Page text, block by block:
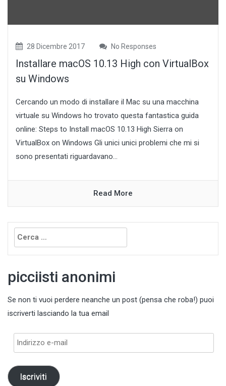
28 Dicembre 2017 No Responses
Installare macOS 10.13 High con VirtualBox
su Windows
Cercando un modo di installare il Mac su una macchina
virtuale su Windows ho trovato questa fantastica guida
online: Steps to Install macOS 10.13 High Sierra on
VirtualBox on Windows Gli unici unici problemi che mi si
sono presentati riguardavano...
Read More
Ricerca
per:
picciisti anonimi
Se non ti vuoi perdere neanche un post (pensa che roba!) puoi
iscriverti lasciando la tua email
Indirizzo
Iscriviti